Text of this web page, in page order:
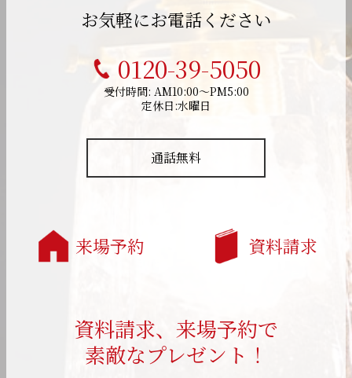
お気軽にお電話ください
0120-39-5050
受付時間: AM10:00～PM5:00
定休日:水曜日
通話無料
来場予約 資料請求
資料請求、来場予約で
素敵なプレゼント！